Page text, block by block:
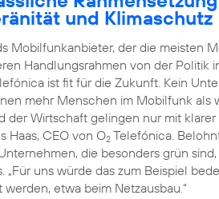
und Klimaschutz
Mobilfunkanbieter, der die meisten
Handlungsrahmen von der Politik
ist fit für die Zukunft. Kein
mehr Menschen im Mobilfunk als
der Wirtschaft gelingen nur mit klarer
Haas, CEO von O2 Telefónica.
die besonders grün
uns würde das zum Beispiel
etwa beim Netzausbau.“